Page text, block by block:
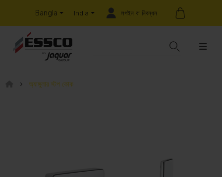
Bangla India লগইন বা নিবন্ধন
অ্যাঙ্গুলার স্টপ কোক